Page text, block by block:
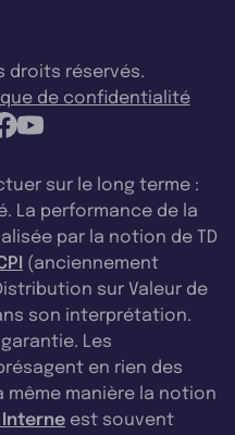
droits réservés.
de confidentialité
sur le long terme :
La performance de la
par la notion de TD
(anciennement
sur Valeur de
son interprétation.
Les
en rien des
même manière la notion
Interne est souvent